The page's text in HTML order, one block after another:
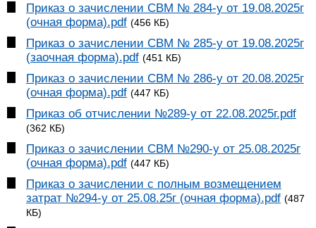
Приказ о зачислении СВМ № 284-у от 19.08.2025г
(очная форма).pdf (456 КБ)
Приказ о зачислении СВМ № 285-у от 19.08.2025г
(заочная форма).pdf (451 КБ)
Приказ о зачислении СВМ № 286-у от 20.08.2025г
(очная форма).pdf (447 КБ)
Приказ об отчислении №289-у от 22.08.2025г.pdf
(362 КБ)
Приказ о зачислении СВМ №290-у от 25.08.2025г
(очная форма).pdf (447 КБ)
Приказ о зачислении с полным возмещением
затрат №294-у от 25.08.25г (очная форма).pdf (487
КБ)